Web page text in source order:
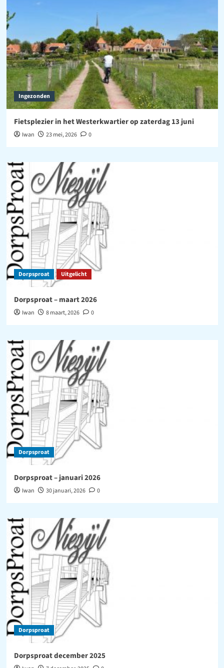
Ingezonden
Fietsplezier in het Westerkwartier op zaterdag 13 juni
Iwan 23 mei, 2026 0
Dorpsproat Uitgelicht
Dorpsproat – maart 2026
Iwan 8 maart, 2026 0
Dorpsproat
Dorpsproat – januari 2026
Iwan 30 januari, 2026 0
Dorpsproat
Dorpsproat december 2025